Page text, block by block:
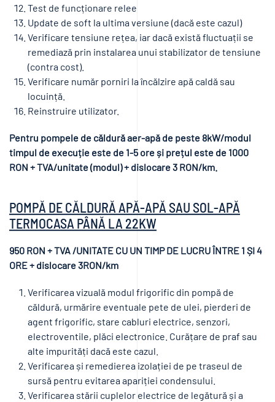
Test de funcționare relee
Update de soft la ultima versiune (dacă este cazul)
Verificare tensiune rețea, iar dacă există fluctuații se
remediază prin instalarea unui stabilizator de tensiune
(contra cost).
Verificare număr porniri la încălzire apă caldă sau
locuință.
Reinstruire utilizator.
Pentru pompele de căldură aer-apă de peste 8kW/modul
timpul de execuție este de 1-5 ore și prețul este de 1000
RON + TVA/unitate (modul) + dislocare 3 RON/km.
POMPĂ DE CĂLDURĂ APĂ-APĂ SAU SOL-APĂ
TERMOCASA PÂNĂ LA 22KW
950 RON + TVA /UNITATE CU UN TIMP DE LUCRU ÎNTRE 1 ȘI 4
ORE + dislocare 3RON/km
Verificarea vizuală modul frigorific din pompă de
căldură, urmărire eventuale pete de ulei, pierderi de
agent frigorific, stare cabluri electrice, senzori,
electroventile, plăci electronice. Curățare de praf sau
alte impurități dacă este cazul.
Verificarea și remedierea izolației de pe traseul de
sursă pentru evitarea apariției condensului.
Verificarea stării cuplelor electrice de legătură și a